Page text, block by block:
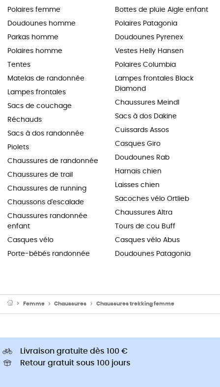
Polaires femme
Doudounes homme
Parkas homme
Polaires homme
Tentes
Matelas de randonnée
Lampes frontales
Sacs de couchage
Réchauds
Sacs à dos randonnée
Piolets
Chaussures de randonnée
Chaussures de trail
Chaussures de running
Chaussons d'escalade
Chaussures randonnée
enfant
Casques vélo
Porte-bébés randonnée
Bottes de pluie Aigle enfant
Polaires Patagonia
Doudounes Pyrenex
Vestes Helly Hansen
Polaires Columbia
Lampes frontales Black
Diamond
Chaussures Meindl
Sacs à dos Dakine
Cuissards Assos
Casques Giro
Doudounes Rab
Harnais chien
Laisses chien
Sacoches vélo Ortlieb
Chaussures Altra
Tours de cou Buff
Casques vélo Abus
Doudounes Patagonia
Femme Chaussures Chaussures trekking femme
Livraison gratuite dès 100 €
Retour gratuit sous 100 jours